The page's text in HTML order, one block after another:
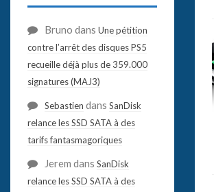
Bruno dans Une pétition
contre l’arrêt des disques PS5
recueille déjà plus de 359.000
signatures (MAJ3)
Sebastien dans SanDisk
relance les SSD SATA à des
tarifs fantasmagoriques
Jerem dans SanDisk
relance les SSD SATA à des